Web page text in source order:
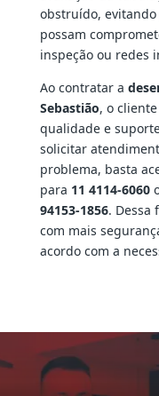
obstruído,
possam
inspeção ou redes
Ao contratar a
Sebastião, o
qualidade e
solicitar
problema, basta
para 11 4114-6060
94153-1856. Dessa
com mais
acordo com a